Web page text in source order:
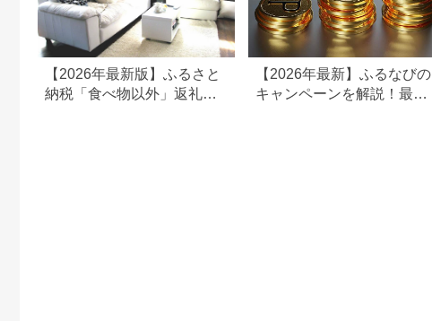
【2026年最新版】ふるさと
納税「食べ物以外」返礼品
【2026年最新】ふるなびの
キャンペーンを解説！最大